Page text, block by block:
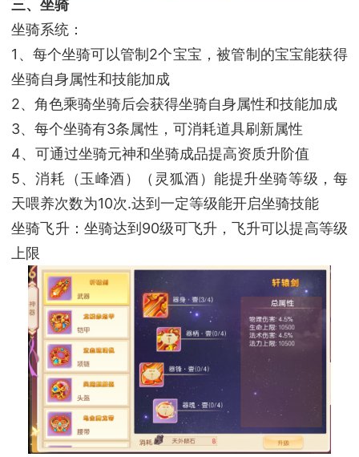
三、坐骑
坐骑系统：
1、每个坐骑可以管制2个宝宝，被管制的宝宝能获得
坐骑自身属性和技能加成
2、角色乘骑坐骑后会获得坐骑自身属性和技能加成
3、每个坐骑有3条属性，可消耗道具刷新属性
4、可通过坐骑元神和坐骑成品提高资质升阶值
5、消耗（玉峰酒）（灵狐酒）能提升坐骑等级，每
天喂养次数为10次.达到一定等级能开启坐骑技能
坐骑飞升：坐骑达到90级可飞升，飞升可以提高等级
上限